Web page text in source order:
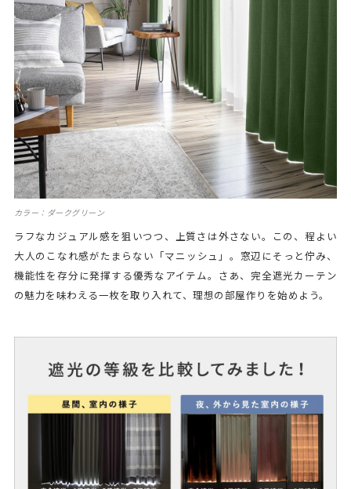
カラー：ダークグリーン
ラフなカジュアル感を狙いつつ、上質さは外さない。この、程よい
大人のこなれ感がたまらない「マニッシュ」。窓辺にそっと佇み、
機能性を存分に発揮する優秀なアイテム。さあ、完全遮光カーテン
の魅力を味わえる一枚を取り入れて、理想の部屋作りを始めよう。